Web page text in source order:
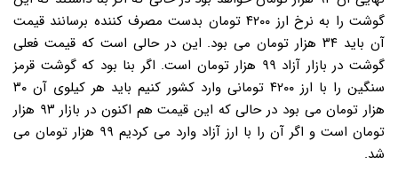
گوشت را به نرخ ارز ۴۲۰۰ تومان بدست مصرف کننده برسانند قیمت
آن باید ۳۴ هزار تومان می بود. این در حالی است که قیمت فعلی
گوشت در بازار آزاد ۹۹ هزار تومان است. اگر بنا بود که گوشت قرمز
سنگین را با ارز ۴۲۰۰ تومانی وارد کشور کنیم باید هر کیلوی آن ۳۰
هزار تومان می بود در حالی که این قیمت هم اکنون در بازار ۹۳ هزار
تومان است و اگر آن را با ارز آزاد وارد می کردیم ۹۹ هزار تومان می
شد.